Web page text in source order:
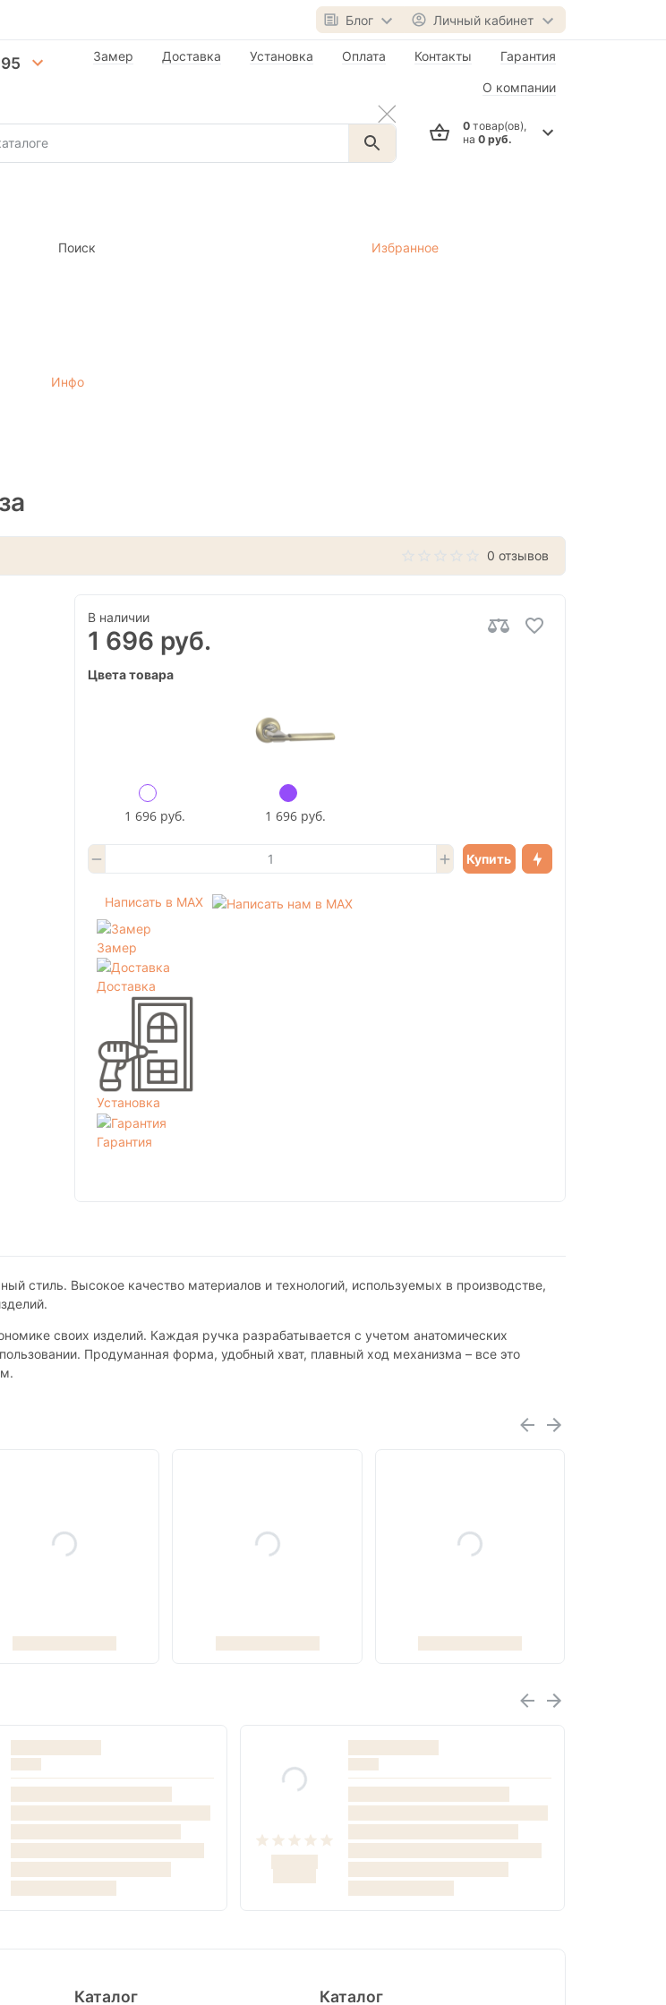
Блог Личный кабинет
Замер Доставка Установка Оплата Контакты Гарантия
О компании
0товар(ов),
на 0 руб.
Поиск Избранное
Инфо
0 отзывов
В наличии
1 696 руб.
Цвета товара
1 696 руб. 1 696 руб.
Купить
Написать в MAX
Замер
Доставка
Установка
Гарантия
стиль. Высокое качество материалов и технологий, используемых в производстве,
своих изделий. Каждая ручка разрабатывается с учетом анатомических
Продуманная форма, удобный хват, плавный ход механизма – все это
Каталог Каталог